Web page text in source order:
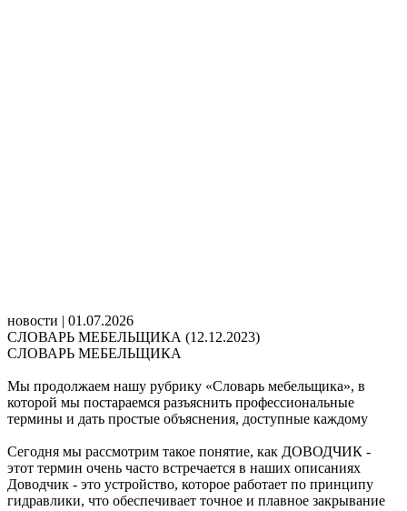
новости | 01.07.2026
СЛОВАРЬ МЕБЕЛЬЩИКА (12.12.2023)
СЛОВАРЬ МЕБЕЛЬЩИКА
Мы продолжаем нашу рубрику «Словарь мебельщика», в
которой мы постараемся разъяснить профессиональные
термины и дать простые объяснения, доступные каждому
Сегодня мы рассмотрим такое понятие, как ДОВОДЧИК -
этот термин очень часто встречается в наших описаниях
Доводчик - это устройство, которое работает по принципу
гидравлики, что обеспечивает точное и плавное закрывание